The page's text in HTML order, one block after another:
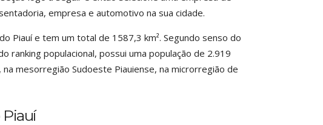
empresa e automotivo na sua cidade.
Piauí e tem um total de 1587,3 km². Segundo senso do
ranking populacional, possui uma população de 2.919
mesorregião Sudoeste Piauiense, na microrregião de